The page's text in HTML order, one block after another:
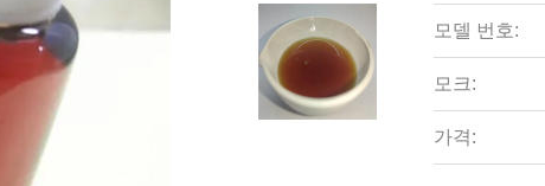
모델 번호:
모크:
가격: